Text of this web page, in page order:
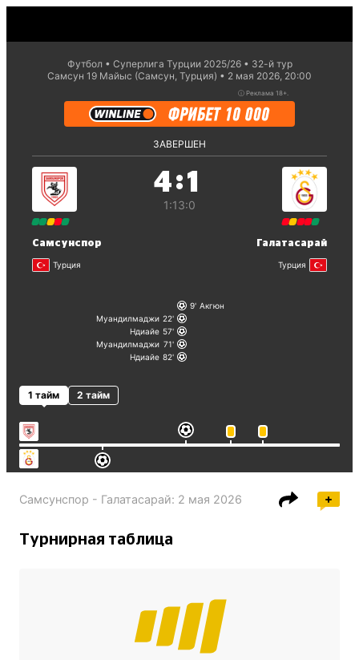
Футбол Суперлига Турции 2025/26
32-й тур
Самсун 19 Майыс (Самсун, Турция)
2 мая 2026, 20:00
ⓘ Реклама 18+.
ЗАВЕРШЕН
Самсунспор
Турция
4:1
1:13:0
Галатасарай
Турция
9 Акгюн
Муандилмаджи 22
Ндиайе 57
Муандилмаджи 71
Ндиайе 82
1 тайм 2 тайм
Самсунспор - Галатасарай: 2 мая 2026
Турнирная таблица